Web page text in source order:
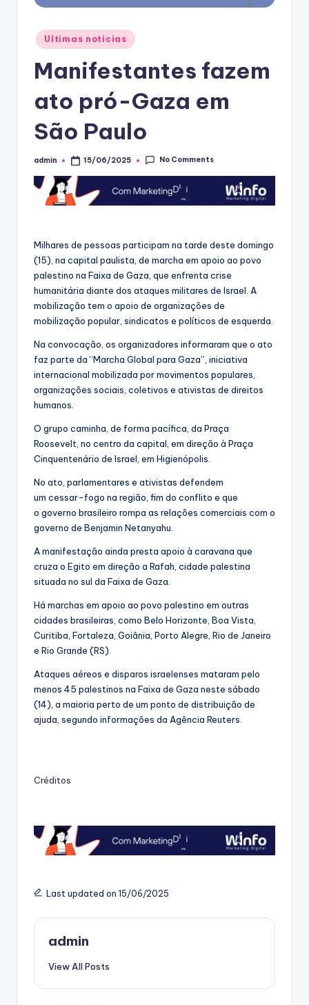
Posted
in
Ultimas noticias
Manifestantes fazem
ato pró-Gaza em
São Paulo
Posted
admin 15/06/2025 No Comments
Milhares de pessoas participam na tarde deste domingo
(15), na capital paulista, de marcha em apoio ao povo
palestino na Faixa de Gaza, que enfrenta crise
humanitária diante dos ataques militares de Israel. A
mobilização tem o apoio de organizações de
mobilização popular, sindicatos e políticos de esquerda.
Na convocação, os organizadores informaram que o ato
faz parte da “Marcha Global para Gaza”, iniciativa
internacional mobilizada por movimentos populares,
organizações sociais, coletivos e ativistas de direitos
humanos.
O grupo caminha, de forma pacífica, da Praça
Roosevelt, no centro da capital, em direção à Praça
Cinquentenário de Israel, em Higienópolis.
No ato, parlamentares e ativistas defendem
um cessar-fogo na região, fim do conflito e que
o governo brasileiro rompa as relações comerciais com o
governo de Benjamin Netanyahu.
A manifestação ainda presta apoio à caravana que
cruza o Egito em direção a Rafah, cidade palestina
situada no sul da Faixa de Gaza.
Há marchas em apoio ao povo palestino em outras
cidades brasileiras, como Belo Horizonte, Boa Vista,
Curitiba, Fortaleza, Goiânia, Porto Alegre, Rio de Janeiro
e Rio Grande (RS).
Ataques aéreos e disparos israelenses mataram pelo
menos 45 palestinos na Faixa de Gaza neste sábado
(14), a maioria perto de um ponto de distribuição de
ajuda, segundo informações da Agência Reuters.
Créditos
Last updated on 15/06/2025
admin
View All Posts